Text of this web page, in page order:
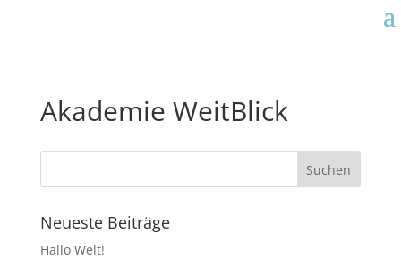
Akademie WeitBlick
Neueste Beiträge
Hallo Welt!